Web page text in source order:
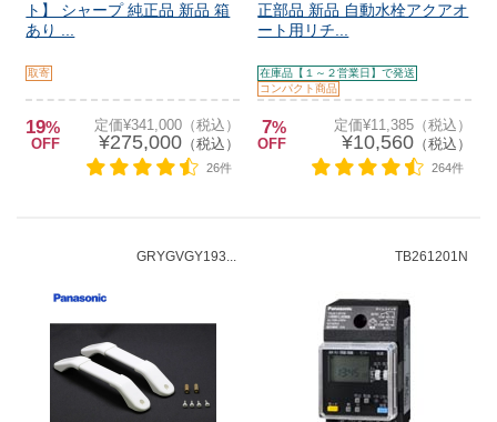
ト】 シャープ 純正品 新品 箱
あり ...
取寄
19%
OFF
定価¥341,000（税込）
¥275,000（税込）
26件
正部品 新品 自動水栓アクアオ
ート用リチ...
在庫品【１～２営業日】で発送
コンパクト商品
7%
OFF
定価¥11,385（税込）
¥10,560（税込）
264件
GRYGVGY193... TB261201N